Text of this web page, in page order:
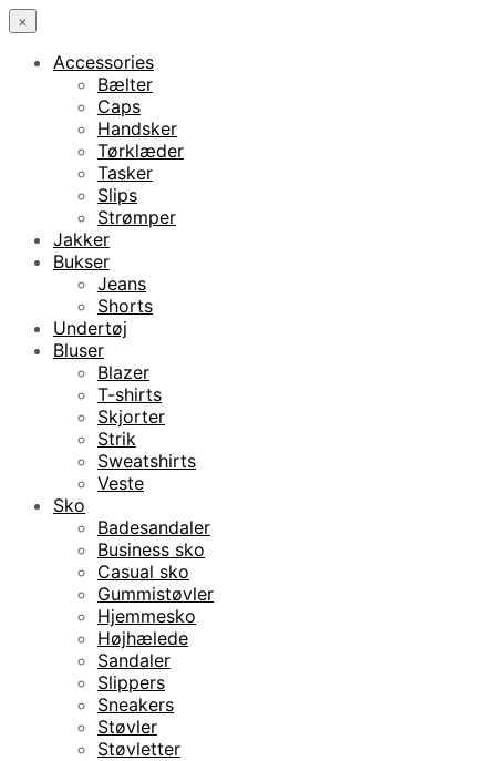
×
Accessories
Bælter
Caps
Handsker
Tørklæder
Tasker
Slips
Strømper
Jakker
Bukser
Jeans
Shorts
Undertøj
Bluser
Blazer
T-shirts
Skjorter
Strik
Sweatshirts
Veste
Sko
Badesandaler
Business sko
Casual sko
Gummistøvler
Hjemmesko
Højhælede
Sandaler
Slippers
Sneakers
Støvler
Støvletter